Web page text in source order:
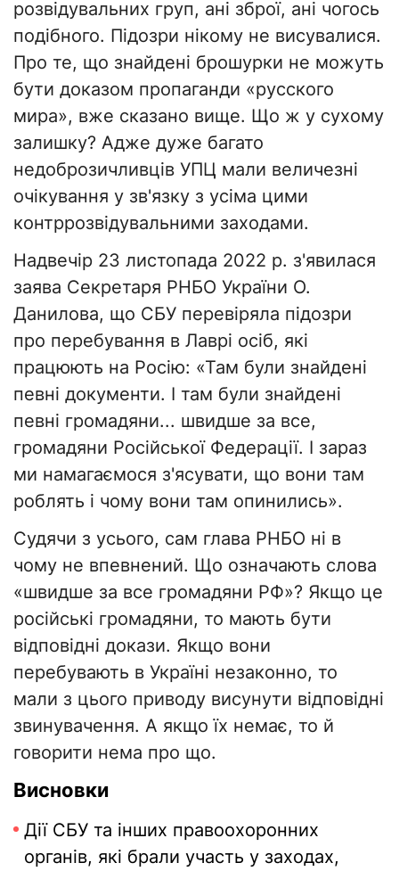
розвідувальних груп, ані зброї, ані чогось
подібного. Підозри нікому не висувалися.
Про те, що знайдені брошурки не можуть
бути доказом пропаганди «русского
мира», вже сказано вище. Що ж у сухому
залишку? Адже дуже багато
недоброзичливців УПЦ мали величезні
очікування у зв'язку з усіма цими
контррозвідувальними заходами.
Надвечір 23 листопада 2022 р. з'явилася
заява Секретаря РНБО України О.
Данилова, що СБУ перевіряла підозри
про перебування в Лаврі осіб, які
працюють на Росію: «Там були знайдені
певні документи. І там були знайдені
певні громадяни... швидше за все,
громадяни Російської Федерації. І зараз
ми намагаємося з'ясувати, що вони там
роблять і чому вони там опинились».
Судячи з усього, сам глава РНБО ні в
чому не впевнений. Що означають слова
«швидше за все громадяни РФ»? Якщо це
російські громадяни, то мають бути
відповідні докази. Якщо вони
перебувають в Україні незаконно, то
мали з цього приводу висунути відповідні
звинувачення. А якщо їх немає, то й
говорити нема про що.
Висновки
Дії СБУ та інших правоохоронних
органів, які брали участь у заходах,